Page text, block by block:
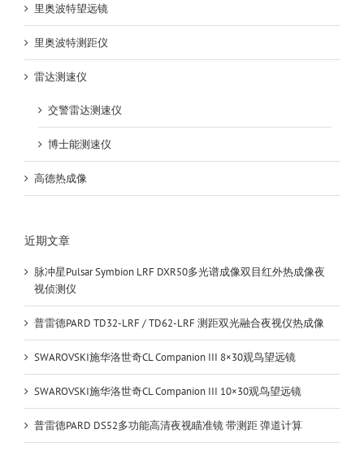
里奥波特望远镜
里奥波特测距仪
雷达测速仪
交警雷达测速仪
博士能测速仪
高德热成像
近期文章
脉冲星Pulsar Symbion LRF DXR50多光谱成像双目红外热成像夜
视侦测仪
普雷德PARD TD32-LRF / TD62-LRF 测距双光融合夜视仪热成像
SWAROVSKI施华洛世奇CL Companion III 8×30观鸟望远镜
SWAROVSKI施华洛世奇CL Companion III 10×30观鸟望远镜
普雷德PARD DS52多功能高清夜视瞄准镜 带测距 弹道计算